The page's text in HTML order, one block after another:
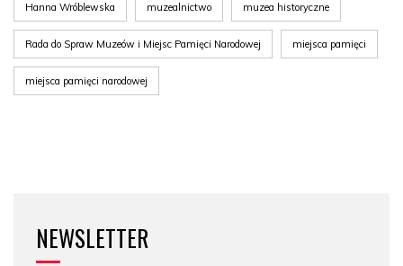
Hanna Wróblewska muzealnictwo muzea historyczne
Rada do Spraw Muzeów i Miejsc Pamięci Narodowej miejsca pamięci
miejsca pamięci narodowej
NEWSLETTER